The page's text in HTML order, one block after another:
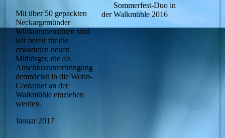
Mit über 50 gepackten
Neckargemünder
Willkommenstüten sind
wir bereit für die
erwarteten neuen
Mitbürger, die als
Anschlussunterbringung
demnächst in die Wohn-
Container an der
Walkmühle einziehen
werden.
Januar 2017
Sommerfest-Duo in
der Walkmühle 2016